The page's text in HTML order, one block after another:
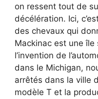
on ressent tout de
décélération. Ici,
des chevaux qui
Mackinac est une
l’invention de
dans le Michigan,
arrêtés dans la ville
modèle T et la